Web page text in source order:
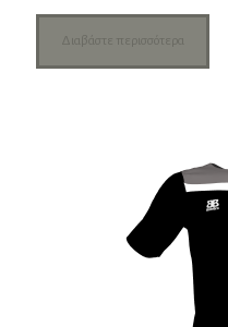
Διαβάστε περισσότερα